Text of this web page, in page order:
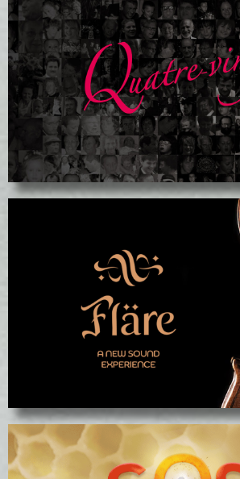
La Mosaïque
voir le projet
Fläre - Instruments de
voir le projet